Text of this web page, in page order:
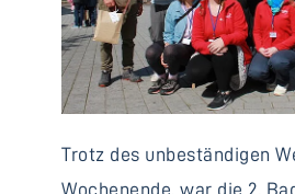
Trotz des unbeständigen
Wochenende, war die 2.